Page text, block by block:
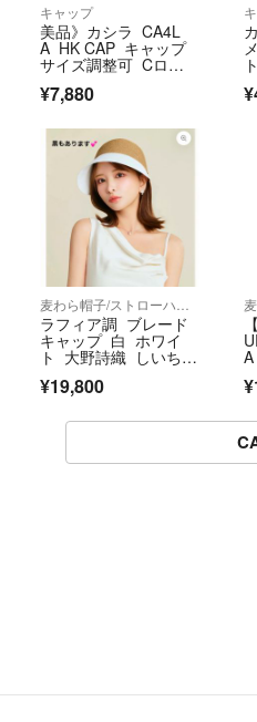
キャップ
美品》カシラ CA4L
A HK CAP キャップ
サイズ調整可 Cロゴ
チャーム 茶
¥7,880
ラフィア調 ブレード
キャップ 白 ホワイ
ト 大野詩織 しいちゃ
ん mamot 新品未使用
品 ブラックもありま
¥19,800